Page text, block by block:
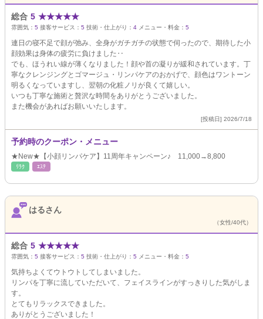
総合 5 ★★★★★
雰囲気： 5 接客サービス： 5 技術・仕上がり： 4 メニュー・料金： 5
連日の寝不足で顔が弛み、全身がガチガチの状態で伺ったので、期待した小
顔効果は身体の疲労に負けました‥
でも、ほうれい線が薄くなりました！顔や首の凝りが緩和されています。丁
寧なクレンジングとゴマージュ・リンパケアのおかげで、顔色はワントーン
明るくなっていますし、翌朝の化粧ノリが良くて嬉しい。
いつも丁寧な施術と贅沢な時間をありがとうございました。
また機会があればお願いいたします。
[投稿日] 2026/7/18
予約時のクーポン・メニュー
★New★【小顔リンパケア】11周年キャンペーン♪ 11,000→8,800
ﾘﾗｸ ｴｽﾃ
はるさん
（女性/40代）
総合 5 ★★★★★
雰囲気： 5 接客サービス： 5 技術・仕上がり： 5 メニュー・料金： 5
気持ちよくてウトウトしてしまいました。
リンパを丁寧に流していただいて、フェイスラインがすっきりした気がしま
す。
とてもリラックスできました。
ありがとうございました！